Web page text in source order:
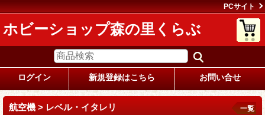
PCサイト
ホビーショップ森の里くらぶ
ログイン 新規登録はこちら お問い合せ
航空機 > レベル・イタレリ 一覧